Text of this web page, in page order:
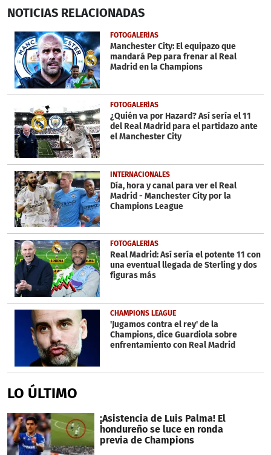
seconds
39
seconds
NOTICIAS RELACIONADAS
FOTOGALERÍAS
Manchester City: El equipazo que
mandará Pep para frenar al Real
Madrid en la Champions
FOTOGALERÍAS
¿Quién va por Hazard? Así sería el 11
del Real Madrid para el partidazo ante
el Manchester City
INTERNACIONALES
Día, hora y canal para ver el Real
Madrid - Manchester City por la
Champions League
FOTOGALERÍAS
Real Madrid: Así sería el potente 11 con
una eventual llegada de Sterling y dos
figuras más
CHAMPIONS LEAGUE
'Jugamos contra el rey' de la
Champions, dice Guardiola sobre
enfrentamiento con Real Madrid
LO ÚLTIMO
¡Asistencia de Luis Palma! El
hondureño se luce en ronda
previa de Champions